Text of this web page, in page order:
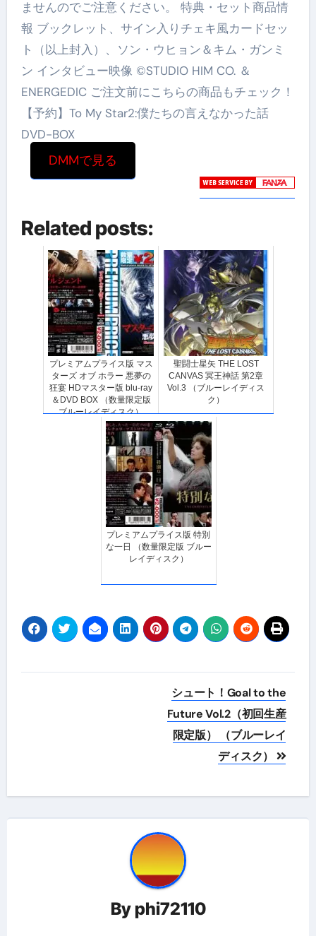
ませんのでご注意ください。 特典・セット商品情
報 ブックレット、サイン入りチェキ風カードセッ
ト（以上封入）、ソン・ウヒョン＆キム・ガンミ
ン インタビュー映像 ©STUDIO HIM CO. ＆
ENERGEDIC ご注文前にこちらの商品もチェック！
【予約】To My Star2:僕たちの言えなかった話
DVD-BOX
DMMで見る
Related posts:
プレミアムプライス版 マス
ターズ オブ ホラー 悪夢の
狂宴 HDマスター版 blu-ray
＆DVD BOX （数量限定版
ブルーレイディスク）
聖闘士星矢 THE LOST
CANVAS 冥王神話 第2章
Vol.3 （ブルーレイディス
ク）
プレミアムプライス版 特別
な一日 （数量限定版 ブルー
レイディスク）
ゲ
シュート！Goal to the
Future Vol.2（初回生産
限定版） （ブルーレイ
ディスク）
By phi72110